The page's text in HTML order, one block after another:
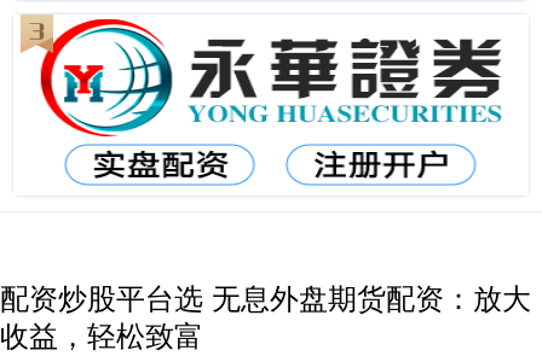
配资炒股平台选 无息外盘期货配资：放大
收益，轻松致富